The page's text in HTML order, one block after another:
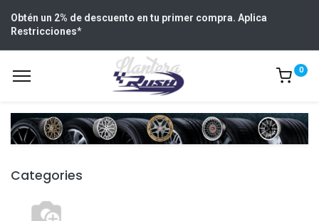
Obtén un 2% de descuento en tu primer compra. Aplica
Restricciones*
0
Categories